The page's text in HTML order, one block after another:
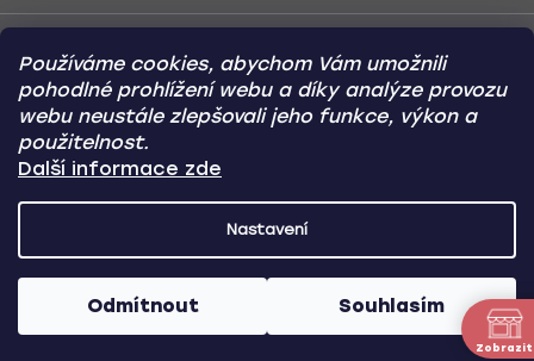
Používáme cookies, abychom Vám umožnili
pohodlné prohlížení webu a díky analýze provozu
webu neustále zlepšovali jeho funkce, výkon a
použitelnost.
Další informace zde
Nastavení
Odmítnout Souhlasím
Způsoby platby:
Online
Převod
Dobírka
Copyright (c) 2012 -2026 CARVIN AUTODOPLŇKY- Všechna
Nakódoval Pavel Kuneš
Zobrazit